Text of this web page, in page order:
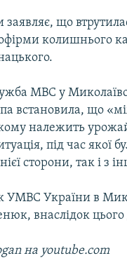
що
колишнього
МВС у
встановила, що
належить
під час якої
сторони, так і з
УМВС України в
внаслідок
на youtube.com